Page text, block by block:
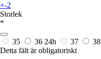
+-2
Storlek
*
35 36 24h 37 38
Detta fält är obligatoriskt